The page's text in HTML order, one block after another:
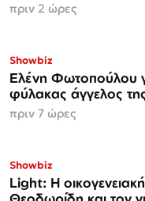
πριν 2 ώρες
Showbiz
Ελένη Φωτοπούλου
φύλακας άγγελος
πριν 7 ώρες
Showbiz
Light: Η